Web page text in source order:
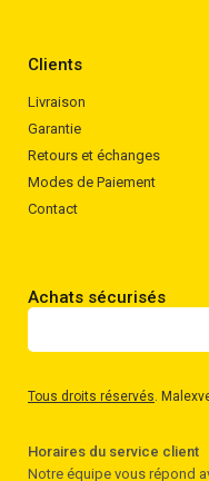
Clients
Livraison
Garantie
Retours et échanges
Modes de Paiement
Contact
Achats sécurisés
Tous droits réservés.
Horaires du service client
Notre équipe vous répond